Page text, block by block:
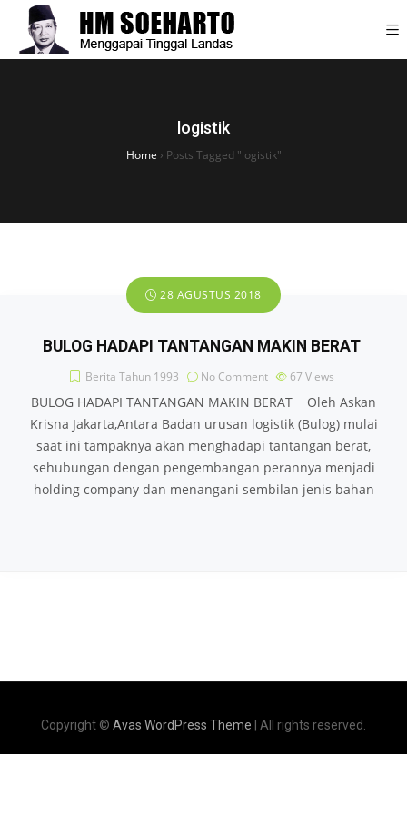
logistik
Home › Posts Tagged "logistik"
28 AGUSTUS 2018
BULOG HADAPI TANTANGAN MAKIN BERAT
Berita Tahun 1993 No Comment 67 Views
BULOG HADAPI TANTANGAN MAKIN BERAT Oleh Askan
Krisna Jakarta,Antara Badan urusan logistik (Bulog) mulai
saat ini tampaknya akan menghadapi tantangan berat,
sehubungan dengan pengembangan perannya menjadi
holding company dan menangani sembilan jenis bahan
Copyright © Avas WordPress Theme | All rights reserved.